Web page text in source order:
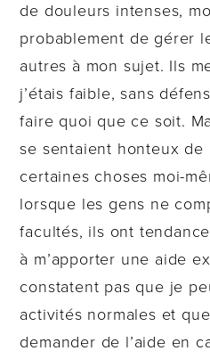
de douleurs intenses,
probablement de gérer
autres à mon sujet. Ils
j’étais faible, sans
faire quoi que ce soit.
se sentaient honteux de
certaines choses moi-
lorsque les gens ne
facultés, ils ont
à m’apporter une aide
constatent pas que je
activités normales et
demander de l’aide en